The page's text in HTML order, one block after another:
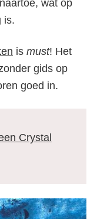
wat op
is.
is must! Het
gids op
goed in.
Crystal